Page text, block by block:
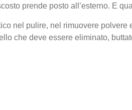
prende posto all’esterno. E
nel pulire, nel rimuovere
che deve essere eliminato,